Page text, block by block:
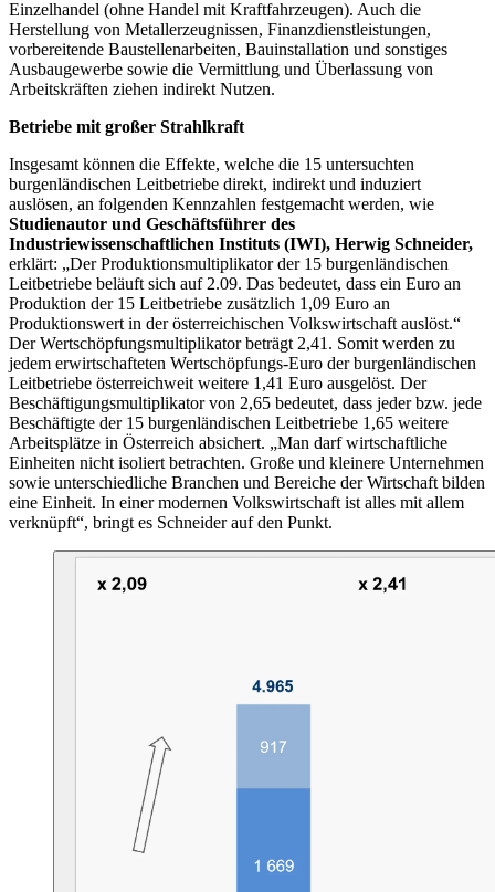
Einzelhandel (ohne Handel mit Kraftfahrzeugen). Auch die
Herstellung von Metallerzeugnissen, Finanzdienstleistungen,
vorbereitende Baustellenarbeiten, Bauinstallation und sonstiges
Ausbaugewerbe sowie die Vermittlung und Überlassung von
Arbeitskräften ziehen indirekt Nutzen.
Betriebe mit großer Strahlkraft
Insgesamt können die Effekte, welche die 15 untersuchten
burgenländischen Leitbetriebe direkt, indirekt und induziert
auslösen, an folgenden Kennzahlen festgemacht werden, wie
Studienautor und Geschäftsführer des
Industriewissenschaftlichen Instituts (IWI), Herwig Schneider,
erklärt: „Der Produktionsmultiplikator der 15 burgenländischen
Leitbetriebe beläuft sich auf 2.09. Das bedeutet, dass ein Euro an
Produktion der 15 Leitbetriebe zusätzlich 1,09 Euro an
Produktionswert in der österreichischen Volkswirtschaft auslöst.“
Der Wertschöpfungsmultiplikator beträgt 2,41. Somit werden zu
jedem erwirtschafteten Wertschöpfungs-Euro der burgenländischen
Leitbetriebe österreichweit weitere 1,41 Euro ausgelöst. Der
Beschäftigungsmultiplikator von 2,65 bedeutet, dass jeder bzw. jede
Beschäftigte der 15 burgenländischen Leitbetriebe 1,65 weitere
Arbeitsplätze in Österreich absichert. „Man darf wirtschaftliche
Einheiten nicht isoliert betrachten. Große und kleinere Unternehmen
sowie unterschiedliche Branchen und Bereiche der Wirtschaft bilden
eine Einheit. In einer modernen Volkswirtschaft ist alles mit allem
verknüpft“, bringt es Schneider auf den Punkt.